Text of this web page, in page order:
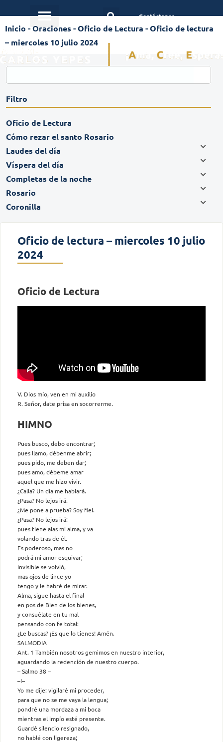
Contáctanos
Inicio -Oraciones -Oficio de Lectura -Oficio de lectura
– miercoles 10 julio 2024
Filtro
Oficio de Lectura
Cómo rezar el santo Rosario
Laudes del día
Víspera del día
Completas de la noche
Rosario
Coronilla
Oficio de lectura – miercoles 10 julio
2024
Oficio de Lectura
V. Dios mío, ven en mi auxilio
R. Señor, date prisa en socorrerme.
HIMNO
Pues busco, debo encontrar;
pues llamo, débenme abrir;
pues pido, me deben dar;
pues amo, débeme amar
aquel que me hizo vivir.
¿Calla? Un día me hablará.
¿Pasa? No lejos irá.
¿Me pone a prueba? Soy fiel.
¿Pasa? No lejos irá:
pues tiene alas mi alma, y va
volando tras de él.
Es poderoso, mas no
podrá mi amor esquivar;
invisible se volvió,
mas ojos de lince yo
tengo y le habré de mirar.
Alma, sigue hasta el final
en pos de Bien de los bienes,
y consuélate en tu mal
pensando con fe total:
¿Le buscas? ¡Es que lo tienes! Amén.
SALMODIA
Ant. 1 También nosotros gemimos en nuestro interior,
aguardando la redención de nuestro cuerpo.
– Salmo 38 –
–I–
Yo me dije: vigilaré mi proceder,
para que no se me vaya la lengua;
pondré una mordaza a mi boca
mientras el impío esté presente.
Guardé silencio resignado,
no hablé con ligereza;